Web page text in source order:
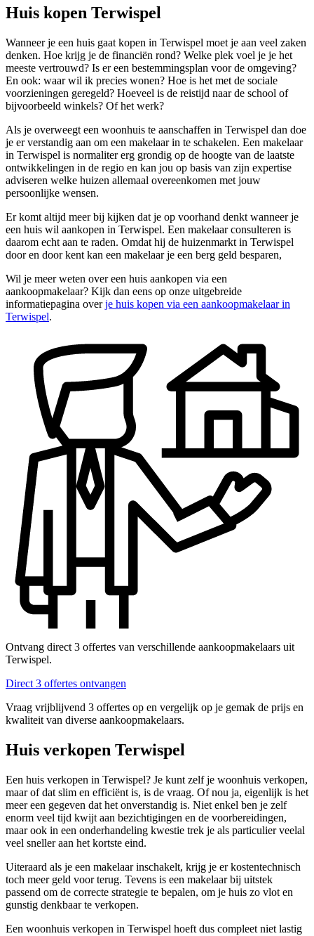
Huis kopen Terwispel
Wanneer je een huis gaat kopen in Terwispel moet je aan veel zaken
denken. Hoe krijg je de financiën rond? Welke plek voel je je het
meeste vertrouwd? Is er een bestemmingsplan voor de omgeving?
En ook: waar wil ik precies wonen? Hoe is het met de sociale
voorzieningen geregeld? Hoeveel is de reistijd naar de school of
bijvoorbeeld winkels? Of het werk?
Als je overweegt een woonhuis te aanschaffen in Terwispel dan doe
je er verstandig aan om een makelaar in te schakelen. Een makelaar
in Terwispel is normaliter erg grondig op de hoogte van de laatste
ontwikkelingen in de regio en kan jou op basis van zijn expertise
adviseren welke huizen allemaal overeenkomen met jouw
persoonlijke wensen.
Er komt altijd meer bij kijken dat je op voorhand denkt wanneer je
een huis wil aankopen in Terwispel. Een makelaar consulteren is
daarom echt aan te raden. Omdat hij de huizenmarkt in Terwispel
door en door kent kan een makelaar je een berg geld besparen,
Wil je meer weten over een huis aankopen via een
aankoopmakelaar? Kijk dan eens op onze uitgebreide
informatiepagina overje huis kopen via een aankoopmakelaar in
Terwispel.
Ontvang direct 3 offertes van verschillende aankoopmakelaars uit
Terwispel.
Direct 3 offertes ontvangen
Vraag vrijblijvend 3 offertes op en vergelijk op je gemak de prijs en
kwaliteit van diverse aankoopmakelaars.
Huis verkopen Terwispel
Een huis verkopen in Terwispel? Je kunt zelf je woonhuis verkopen,
maar of dat slim en efficiënt is, is de vraag. Of nou ja, eigenlijk is het
meer een gegeven dat het onverstandig is. Niet enkel ben je zelf
enorm veel tijd kwijt aan bezichtigingen en de voorbereidingen,
maar ook in een onderhandeling kwestie trek je als particulier veelal
veel sneller aan het kortste eind.
Uiteraard als je een makelaar inschakelt, krijg je er kostentechnisch
toch meer geld voor terug. Tevens is een makelaar bij uitstek
passend om de correcte strategie te bepalen, om je huis zo vlot en
gunstig denkbaar te verkopen.
Een woonhuis verkopen in Terwispel hoeft dus compleet niet lastig